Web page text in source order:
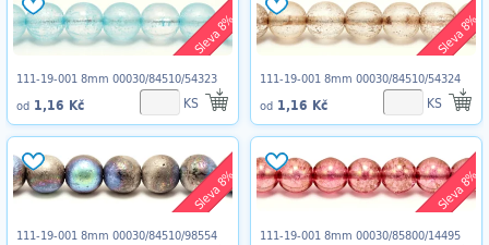
Sleva 8%
111-19-001 8mm 00030/84510/54323
od 1,16 Kč KS
Sleva 8%
111-19-001 8mm 00030/84510/54324
od 1,16 Kč KS
Sleva 8%
111-19-001 8mm 00030/84510/98554
Sleva 8%
111-19-001 8mm 00030/85800/14495